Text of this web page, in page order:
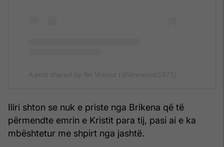
Iliri shton se nuk e priste nga Brikena që të
përmendte emrin e Kristit para tij, pasi ai e ka
mbështetur me shpirt nga jashtë.